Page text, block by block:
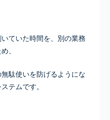
ていた時間を、別の業務
、
駄使いを防げるようにな
テムです。